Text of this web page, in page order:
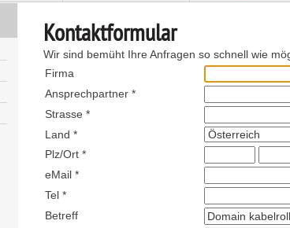
Kontaktformular
Wir sind bemüht Ihre Anfragen so schnell wie
Firma
Ansprechpartner *
Strasse *
Land *
Plz/Ort *
eMail *
Tel *
Betreff